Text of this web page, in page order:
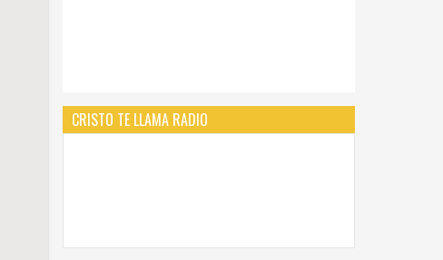
CRISTO TE LLAMA RADIO